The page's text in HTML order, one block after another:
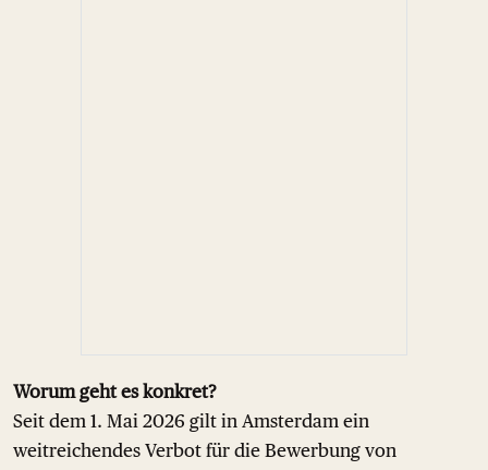
Worum geht es konkret?
Seit dem 1. Mai 2026 gilt in Amsterdam ein
weitreichendes Verbot für die Bewerbung von